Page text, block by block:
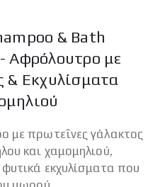
& Bath
Αφρόλουτρο με
& Εκχυλίσματα
με πρωτεΐνες γάλακτος
και χαμομηλιού,
εκχυλίσματα που